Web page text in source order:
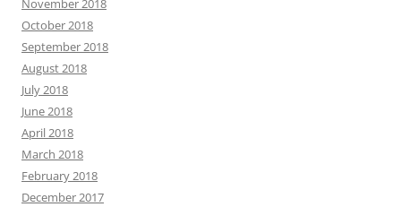
November 2018
October 2018
September 2018
August 2018
July 2018
June 2018
April 2018
March 2018
February 2018
December 2017